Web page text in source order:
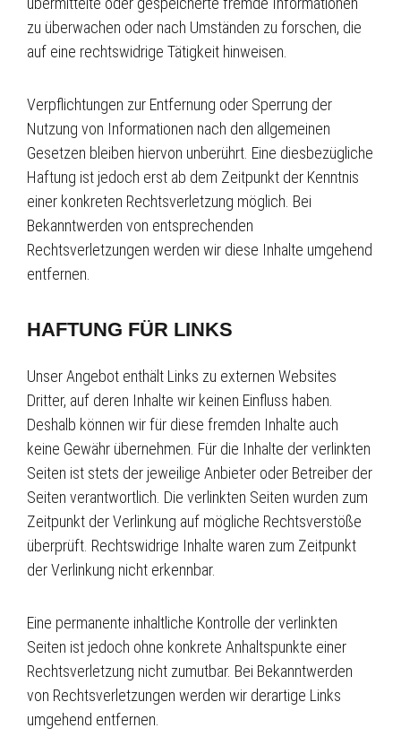
zu überwachen oder nach Umständen zu forschen, die
auf eine rechtswidrige Tätigkeit hinweisen.
Verpflichtungen zur Entfernung oder Sperrung der
Nutzung von Informationen nach den allgemeinen
Gesetzen bleiben hiervon unberührt. Eine diesbezügliche
Haftung ist jedoch erst ab dem Zeitpunkt der Kenntnis
einer konkreten Rechtsverletzung möglich. Bei
Bekanntwerden von entsprechenden
Rechtsverletzungen werden wir diese Inhalte umgehend
entfernen.
HAFTUNG FÜR LINKS
Unser Angebot enthält Links zu externen Websites
Dritter, auf deren Inhalte wir keinen Einfluss haben.
Deshalb können wir für diese fremden Inhalte auch
keine Gewähr übernehmen. Für die Inhalte der verlinkten
Seiten ist stets der jeweilige Anbieter oder Betreiber der
Seiten verantwortlich. Die verlinkten Seiten wurden zum
Zeitpunkt der Verlinkung auf mögliche Rechtsverstöße
überprüft. Rechtswidrige Inhalte waren zum Zeitpunkt
der Verlinkung nicht erkennbar.
Eine permanente inhaltliche Kontrolle der verlinkten
Seiten ist jedoch ohne konkrete Anhaltspunkte einer
Rechtsverletzung nicht zumutbar. Bei Bekanntwerden
von Rechtsverletzungen werden wir derartige Links
umgehend entfernen.